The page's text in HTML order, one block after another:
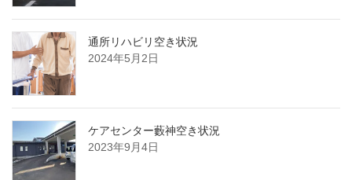
通所リハビリ空き状況
2024年5月2日
ケアセンター藪神空き状況
2023年9月4日